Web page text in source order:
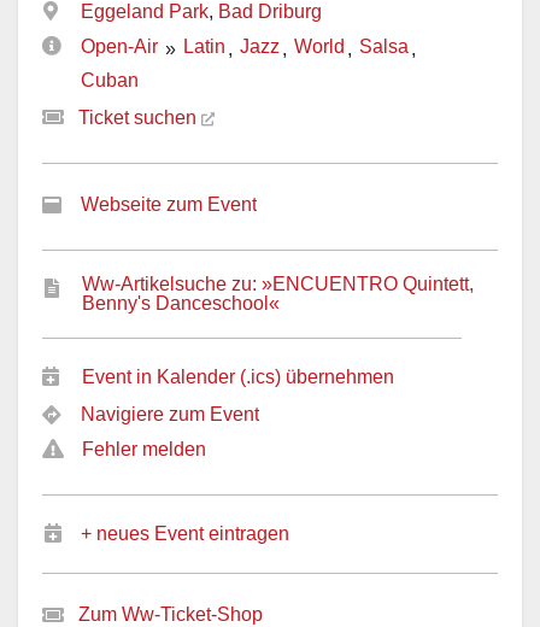
Eggeland Park, Bad Driburg
Open-Air » Latin , Jazz , World , Salsa ,
Cuban
Ticket suchen
Webseite zum Event
Ww-Artikelsuche zu: »ENCUENTRO Quintett,
Benny's Danceschool«
Event in Kalender (.ics) übernehmen
Navigiere zum Event
Fehler melden
+ neues Event eintragen
Zum Ww-Ticket-Shop